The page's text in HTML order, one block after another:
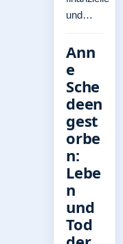
und…
Ann
e
Sche
deen
gest
orbe
n:
Lebe
n
und
Tod